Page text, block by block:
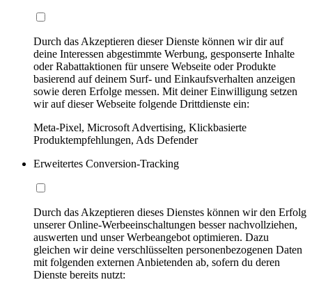
Durch das Akzeptieren dieser Dienste können wir dir auf
deine Interessen abgestimmte Werbung, gesponserte Inhalte
oder Rabattaktionen für unsere Webseite oder Produkte
basierend auf deinem Surf- und Einkaufsverhalten anzeigen
sowie deren Erfolge messen. Mit deiner Einwilligung setzen
wir auf dieser Webseite folgende Drittdienste ein:
Meta-Pixel, Microsoft Advertising, Klickbasierte
Produktempfehlungen, Ads Defender
Erweitertes Conversion-Tracking
Durch das Akzeptieren dieses Dienstes können wir den Erfolg
unserer Online-Werbeeinschaltungen besser nachvollziehen,
auswerten und unser Werbeangebot optimieren. Dazu
gleichen wir deine verschlüsselten personenbezogenen Daten
mit folgenden externen Anbietenden ab, sofern du deren
Dienste bereits nutzt: